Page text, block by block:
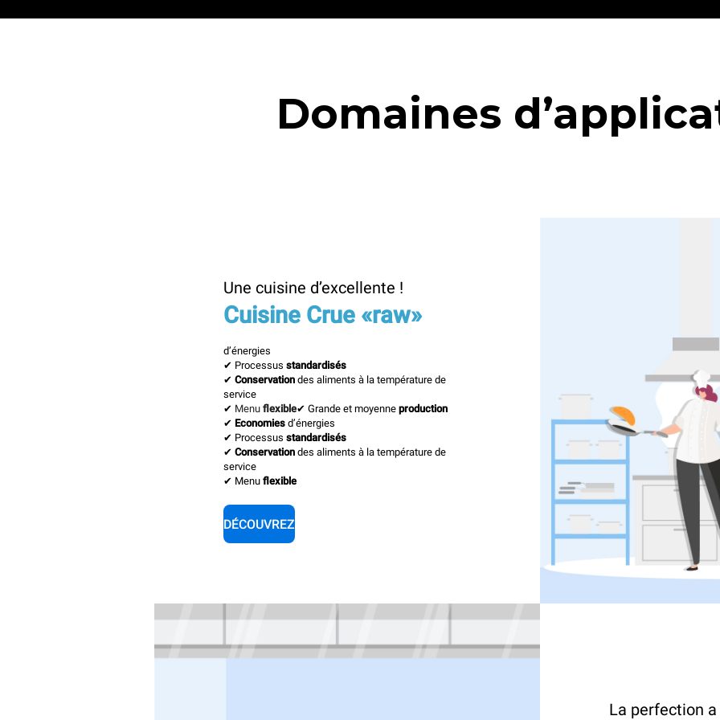
Domaines
Une cuisine d’excellente !
Cuisine Crue «raw»
d’énergies
✔ Processusstandardisés
✔Conservation des aliments à la température de
service
✔ Menuflexible✔Grande et moyenneproduction
✔ Economies d’énergies
✔ Processusstandardisés
✔Conservation des aliments à la température de
service
✔ Menuflexible
DÉCOUVREZ
La perfection